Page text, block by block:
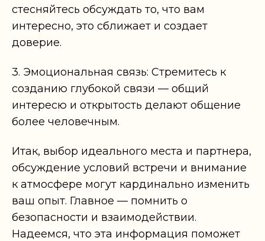
стесняйтесь обсуждать то, что вам
интересно, это сближает и создает
доверие.
3. Эмоциональная связь: Стремитесь к
созданию глубокой связи — общий
интересю и открытость делают общение
более человечным.
Итак, выбор идеального места и партнера,
обсуждение условий встречи и внимание
к атмосфере могут кардинально изменить
ваш опыт. Главное — помнить о
безопасности и взаимодействии.
Надеемся, что эта информация поможет